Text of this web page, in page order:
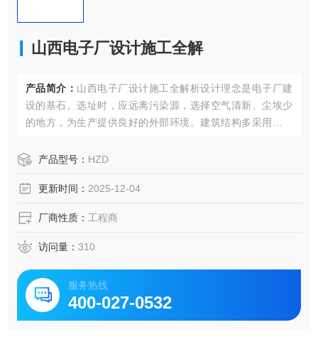
山西电子厂设计施工全解
产品简介： 山西电子厂设计施工全解析设计理念是电子厂建
设的基石。选址时，应远离污染源，选择空气清新、尘埃少
的地方，为生产提供良好的外部环境。建筑结构多采用封闭
时，墙体选用防静电、易清洁的电镀钢板、不锈钢板等材
产品型号： HZD
更新时间： 2025-12-04
厂商性质： 工程商
访问量： 310
服务热线
400-027-0532